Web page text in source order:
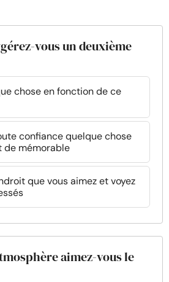
vous un deuxième
chose en fonction de ce
confiance quelque chose
de mémorable
que vous aimez et voyez
aimez-vous le